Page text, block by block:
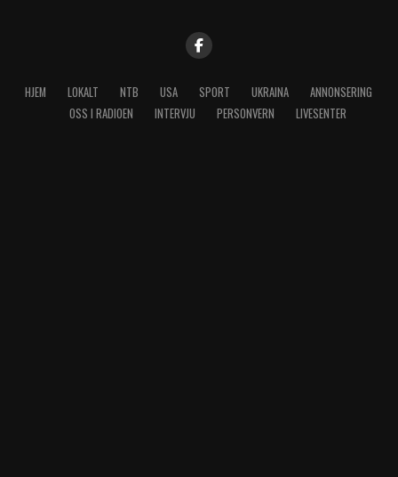
HJEM LOKALT NTB USA SPORT UKRAINA
ANNONSERING
OSS I RADIOEN
INTERVJU PERSONVERN LIVESENTER